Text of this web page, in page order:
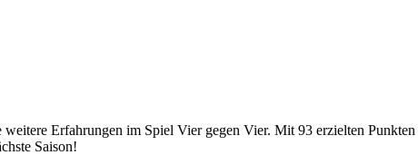
Erfahrungen im Spiel Vier gegen Vier. Mit 93 erzielten
Saison!